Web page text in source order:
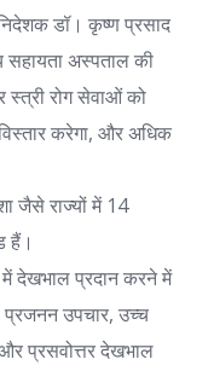
डॉ। कृष्ण प्रसाद
सहायता अस्पताल की
स्त्री रोग सेवाओं को
करेगा, और अधिक
जैसे राज्यों में 14
हैं।
देखभाल प्रदान करने में
प्रजनन उपचार, उच्च
प्रसवोत्तर देखभाल